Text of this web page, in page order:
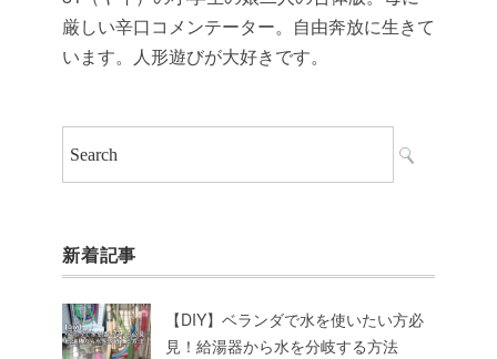
厳しい辛口コメンテーター。自由奔放に生きて
います。人形遊びが大好きです。
新着記事
【DIY】ベランダで水を使いたい方必
見！給湯器から水を分岐する方法